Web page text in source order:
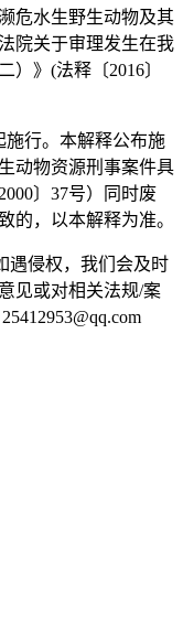
危水生野生动物及其
院关于审理发生在我
）》(法释〔2016〕
施行。本解释公布施
动物资源刑事案件具
〕37号）同时废
的，以本解释为准。
遇侵权，我们会及时
见或对相关法规/案